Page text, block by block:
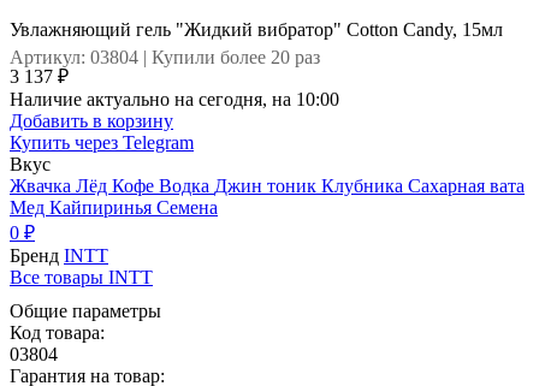
Увлажняющий гель "Жидкий вибратор" Cotton Candy, 15мл
Артикул: 03804 | Купили более 20 раз
3 137 ₽
Наличие актуально на сегодня, на 10:00
Добавить в корзину
Купить через Telegram
Вкус
Жвачка Лёд Кофе Водка Джин тоник Клубника Сахарная вата
Мед Кайпиринья Семена
0 ₽
Бренд INTT
Все товары INTT
Общие параметры
Код товара:
03804
Гарантия на товар: